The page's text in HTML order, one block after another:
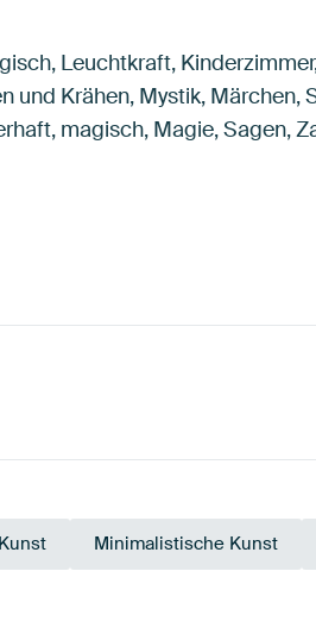
Leuchtkraft,
und Krähen, Mystik, Märchen,
magisch, Magie, Sagen,
Minimalistische Kunst